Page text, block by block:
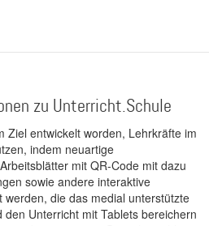
zu Unterricht.Schule
Ziel entwickelt worden, Lehrkräfte im
indem neuartige
mit QR-Code mit dazu
sowie andere interaktive
die das medial unterstützte
Unterricht mit Tablets bereichern